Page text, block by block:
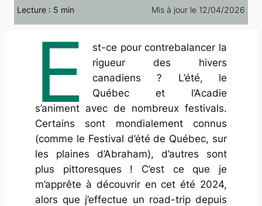
Lecture : 5 min Mis à jour le 12/04/2026
E
st-ce pour contrebalancer la
rigueur des hivers
canadiens ? L’été, le
Québec et l’Acadie
s’animent avec de nombreux festivals.
Certains sont mondialement connus
(comme le Festival d’été de Québec, sur
les plaines d’Abraham), d’autres sont
plus pittoresques ! C’est ce que je
m’apprête à découvrir en cet été 2024,
alors que j’effectue un road-trip depuis